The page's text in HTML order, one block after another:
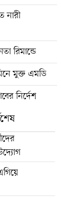
রিমান্ডে
মুক্ত এমডি
নির্দেশ